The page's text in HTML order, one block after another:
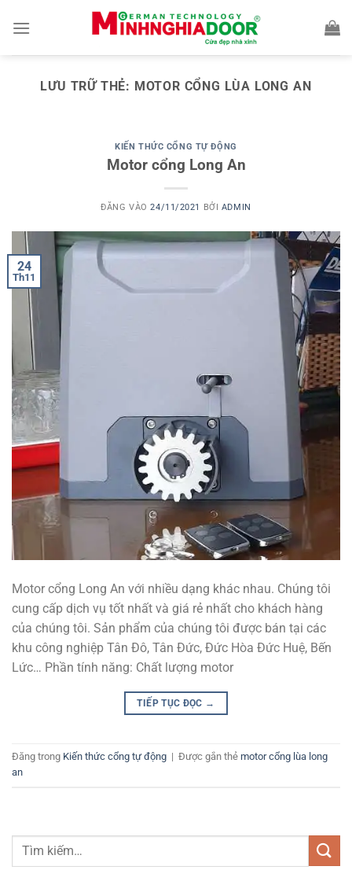
qua
LƯU TRỮ THẺ: MOTOR CỔNG LÙA LONG AN
KIẾN THỨC CỔNG TỰ ĐỘNG
Motor cổng Long An
ĐĂNG VÀO24/11/2021 BỞI ADMIN
24
Th11
Motor cổng Long An với nhiều dạng khác nhau. Chúng tôi
cung cấp dịch vụ tốt nhất và giá rẻ nhất cho khách hàng
của chúng tôi. Sản phẩm của chúng tôi được bán tại các
khu công nghiệp Tân Đô, Tân Đức, Đức Hòa Đức Huệ, Bến
Lức… Phần tính năng: Chất lượng motor
TIẾP TỤC ĐỌC →
Đăng trong Kiến thức cổng tự động | Được gắn thẻ motor cổng lùa long
an